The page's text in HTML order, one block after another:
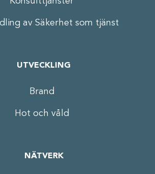
av Säkerhet som tjänst
UTVECKLING
Brand
Hot och våld
NÄTVERK